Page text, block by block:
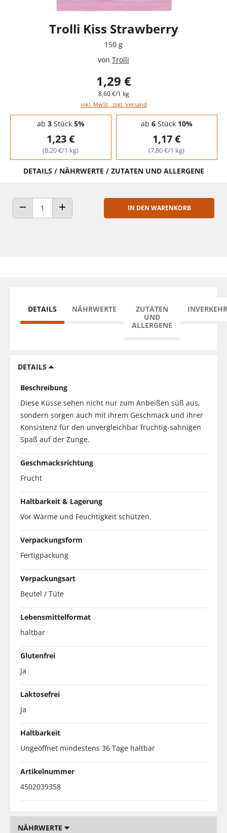
Trolli Kiss Strawberry
150 g
von Trolli
1,29 €
8,60 €/1 kg
inkl. MwSt., zzgl. Versand
Staffelpreise - Mengenrabatt
ab 3Stück 5%
1,23 €
(8,20 €/1 kg)
ab 6Stück 10%
1,17 €
(7,80 €/1 kg)
DETAILS / NÄHRWERTE / ZUTATEN UND ALLERGENE
ANZAHL VERRINGERNANZAHL ERHÖHEN
IN DEN WARENKORB
DETAILS NÄHRWERTE
ZUTATEN
UND
ALLERGENE
DETAILS
Beschreibung
Diese Küsse sehen nicht nur zum Anbeißen süß aus,
sondern sorgen auch mit ihrem Geschmack und ihrer
Konsistenz für den unvergleichbar fruchtig-sahnigen
Spaß auf der Zunge.
Geschmacksrichtung
Frucht
Haltbarkeit & Lagerung
Vor Wärme und Feuchtigkeit schützen.
Verpackungsform
Fertigpackung
Verpackungsart
Beutel / Tüte
Lebensmittelformat
haltbar
Glutenfrei
Ja
Laktosefrei
Ja
Haltbarkeit
Ungeöffnet mindestens 36 Tage haltbar
Artikelnummer
4502039358
NÄHRWERTE